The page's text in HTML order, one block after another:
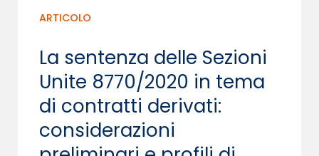
ARTICOLO
La sentenza delle Sezioni
Unite 8770/2020 in tema
di contratti derivati:
considerazioni